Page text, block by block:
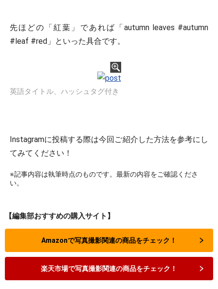
先ほどの「紅葉」であれば「autumn leaves #autumn
#leaf #red」といった具合です。
英語タイトル、ハッシュタグ付き
Instagramに投稿する際は今回ご紹介した方法を参考にし
てみてください！
※記事内容は執筆時点のものです。最新の内容をご確認くださ
い。
【編集部おすすめの購入サイト】
Amazonで写真撮影関連の商品をチェック！
楽天市場で写真撮影関連の商品をチェック！